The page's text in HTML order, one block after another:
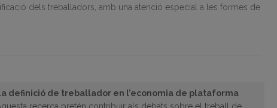
dels treballadors, amb una atenció especial a les formes de
definició de treballador en l’economia de plataforma